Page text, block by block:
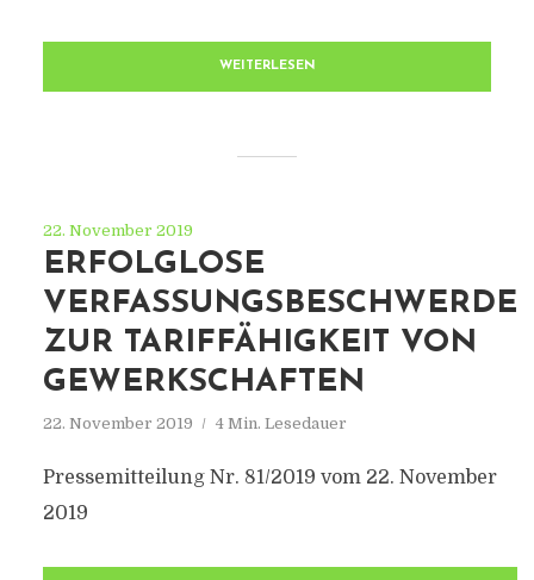
WEITERLESEN
22. November 2019
ERFOLGLOSE
VERFASSUNGSBESCHWERDE
ZUR TARIFFÄHIGKEIT VON
GEWERKSCHAFTEN
22. November 2019 4 Min. Lesedauer
Pressemitteilung Nr. 81/2019 vom 22. November
2019